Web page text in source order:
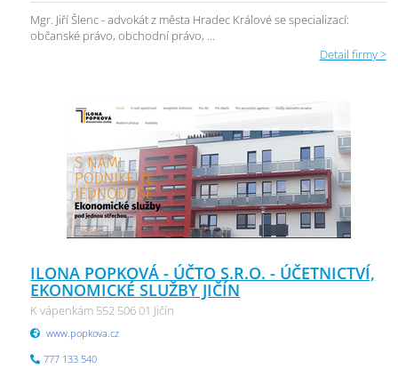
Mgr. Jiří Šlenc - advokát z města Hradec Králové se specializací:
občanské právo, obchodní právo, ...
Detail firmy >
ILONA POPKOVÁ - ÚČTO S.R.O. - ÚČETNICTVÍ,
EKONOMICKÉ SLUŽBY JIČÍN
K vápenkám 552 506 01 Jičín
www.popkova.cz
777 133 540